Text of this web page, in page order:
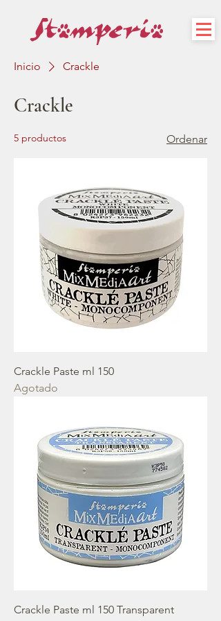
Inicio Crackle
Crackle
5 productos Ordenar
Crackle Paste ml 150
Agotado
Crackle Paste ml 150 Transparent